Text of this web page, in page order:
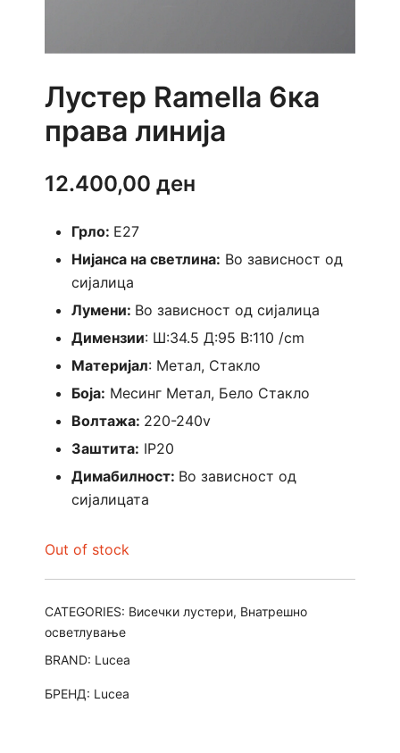
Лустер Ramella 6ка
права линија
12.400,00 ден
Грло: E27
Нијанса на светлина: Во зависност од
сијалица
Лумени: Во зависност од сијалица
Димензии: Ш:34.5 Д:95 В:110 /cm
Материјал: Метал, Стакло
Боја: Месинг Метал, Бело Стакло
Волтажа: 220-240v
Заштита: IP20
Димабилност: Во зависност од
сијалицата
Out of stock
CATEGORIES: Висечки лустери, Внатрешно
осветлување
BRAND: Lucea
БРЕНД: Lucea